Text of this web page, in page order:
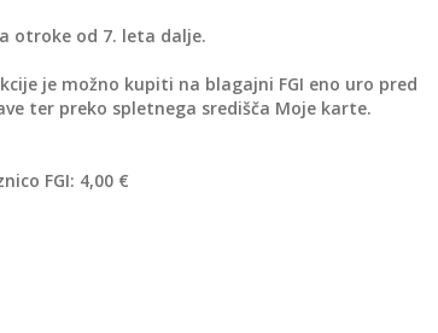
otroke od 7. leta dalje.
je možno kupiti na blagajni FGI eno uro pred
ter preko spletnega središča Moje karte.
FGI: 4,00 €